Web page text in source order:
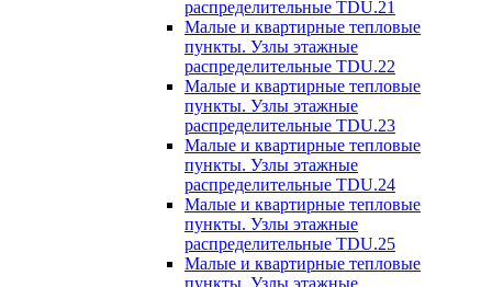
распределительные TDU.21
Малые и квартирные тепловые
пункты. Узлы этажные
распределительные TDU.22
Малые и квартирные тепловые
пункты. Узлы этажные
распределительные TDU.23
Малые и квартирные тепловые
пункты. Узлы этажные
распределительные TDU.24
Малые и квартирные тепловые
пункты. Узлы этажные
распределительные TDU.25
Малые и квартирные тепловые
пункты. Узлы этажные